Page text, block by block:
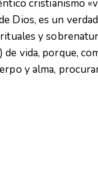
cristianismo
Dios, es un
y
vida, porque,
y alma,